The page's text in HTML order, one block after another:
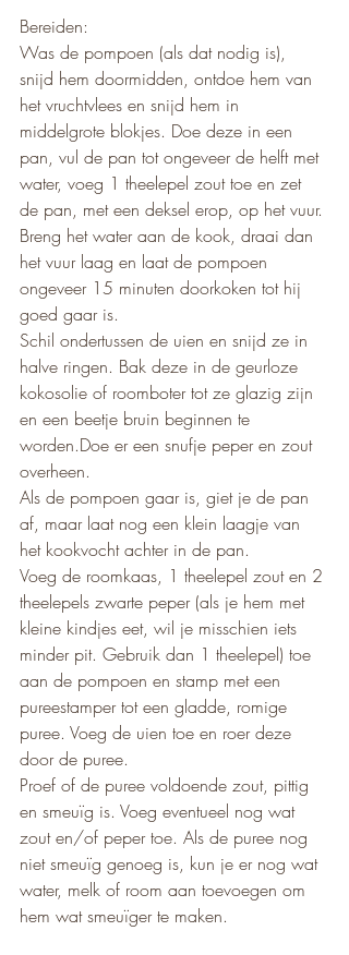
Bereiden:
Was de pompoen (als dat nodig is),
snijd hem doormidden, ontdoe hem van
het vruchtvlees en snijd hem in
middelgrote blokjes. Doe deze in een
pan, vul de pan tot ongeveer de helft met
water, voeg 1 theelepel zout toe en zet
de pan, met een deksel erop, op het vuur.
Breng het water aan de kook, draai dan
het vuur laag en laat de pompoen
ongeveer 15 minuten doorkoken tot hij
goed gaar is.
Schil ondertussen de uien en snijd ze in
halve ringen. Bak deze in de geurloze
kokosolie of roomboter tot ze glazig zijn
en een beetje bruin beginnen te
worden.Doe er een snufje peper en zout
overheen.
Als de pompoen gaar is, giet je de pan
af, maar laat nog een klein laagje van
het kookvocht achter in de pan.
Voeg de roomkaas, 1 theelepel zout en 2
theelepels zwarte peper (als je hem met
kleine kindjes eet, wil je misschien iets
minder pit. Gebruik dan 1 theelepel) toe
aan de pompoen en stamp met een
pureestamper tot een gladde, romige
puree. Voeg de uien toe en roer deze
door de puree.
Proef of de puree voldoende zout, pittig
en smeuïg is. Voeg eventueel nog wat
zout en/of peper toe. Als de puree nog
niet smeuïg genoeg is, kun je er nog wat
water, melk of room aan toevoegen om
hem wat smeuïger te maken.